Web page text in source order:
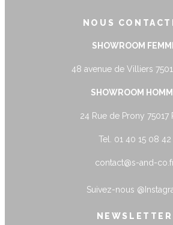
NOUS
SHOWROOM
48 avenue de Villiers
SHOWROOM
24 Rue de Prony 75017
Tel. 01 40 15 08 42
contact@s-and-
Suivez-nous
NEWSLETTER